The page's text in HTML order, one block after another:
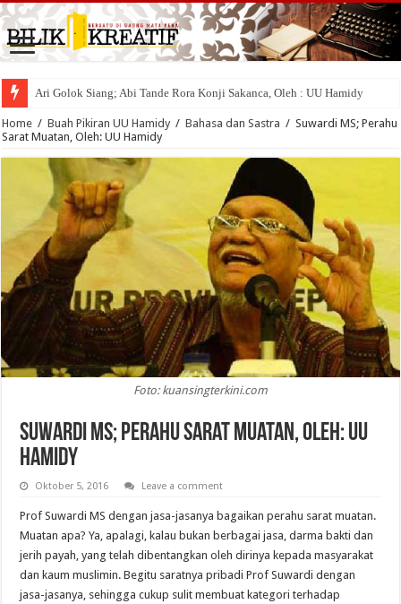
Ari Golok Siang; Abi Tande Rora Konji Sakanca, Oleh : UU Hamidy
Home / Buah Pikiran UU Hamidy / Bahasa dan Sastra / Suwardi MS; Perahu
Sarat Muatan, Oleh: UU Hamidy
Foto: kuansingterkini.com
Suwardi MS; Perahu Sarat Muatan, Oleh: UU
Hamidy
Oktober 5, 2016 Leave a comment
Prof Suwardi MS dengan jasa-jasanya bagaikan perahu sarat muatan.
Muatan apa? Ya, apalagi, kalau bukan berbagai jasa, darma bakti dan
jerih payah, yang telah dibentangkan oleh dirinya kepada masyarakat
dan kaum muslimin. Begitu saratnya pribadi Prof Suwardi dengan
jasa-jasanya, sehingga cukup sulit membuat kategori terhadap